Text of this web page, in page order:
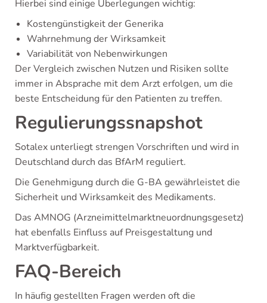
Hierbei sind einige Überlegungen wichtig:
Kostengünstigkeit der Generika
Wahrnehmung der Wirksamkeit
Variabilität von Nebenwirkungen
Der Vergleich zwischen Nutzen und Risiken sollte
immer in Absprache mit dem Arzt erfolgen, um die
beste Entscheidung für den Patienten zu treffen.
Regulierungssnapshot
Sotalex unterliegt strengen Vorschriften und wird in
Deutschland durch das BfArM reguliert.
Die Genehmigung durch die G-BA gewährleistet die
Sicherheit und Wirksamkeit des Medikaments.
Das AMNOG (Arzneimittelmarktneuordnungsgesetz)
hat ebenfalls Einfluss auf Preisgestaltung und
Marktverfügbarkeit.
FAQ-Bereich
In häufig gestellten Fragen werden oft die